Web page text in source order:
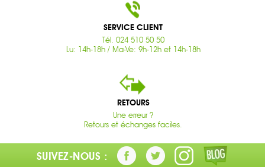
SERVICE CLIENT
Tél. 024 510 50 50
Lu: 14h-18h / Ma-Ve: 9h-12h et 14h-18h
RETOURS
Une erreur ?
Retours et échanges faciles.
SUIVEZ-NOUS :